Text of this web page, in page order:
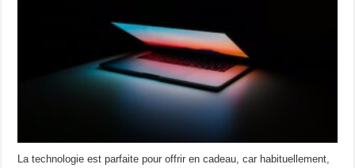
La technologie est parfaite pour offrir en cadeau, car habituellement,